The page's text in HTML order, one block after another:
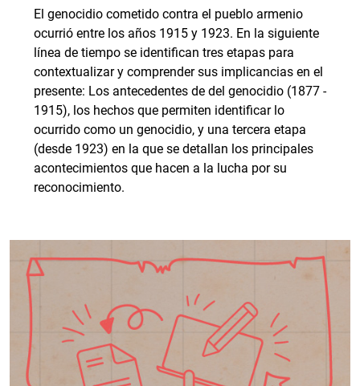
El genocidio cometido contra el pueblo armenio
ocurrió entre los años 1915 y 1923. En la siguiente
línea de tiempo se identifican tres etapas para
contextualizar y comprender sus implicancias en el
presente: Los antecedentes de del genocidio (1877 -
1915), los hechos que permiten identificar lo
ocurrido como un genocidio, y una tercera etapa
(desde 1923) en la que se detallan los principales
acontecimientos que hacen a la lucha por su
reconocimiento.